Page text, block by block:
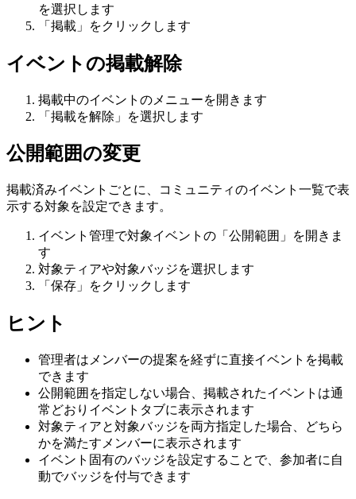
を選択します
「掲載」をクリックします
イベントの掲載解除
掲載中のイベントのメニューを開きます
「掲載を解除」を選択します
公開範囲の変更
掲載済みイベントごとに、コミュニティのイベント一覧で表
示する対象を設定できます。
イベント管理で対象イベントの「公開範囲」を開きま
す
対象ティアや対象バッジを選択します
「保存」をクリックします
ヒント
管理者はメンバーの提案を経ずに直接イベントを掲載
できます
公開範囲を指定しない場合、掲載されたイベントは通
常どおりイベントタブに表示されます
対象ティアと対象バッジを両方指定した場合、どちら
かを満たすメンバーに表示されます
イベント固有のバッジを設定することで、参加者に自
動でバッジを付与できます